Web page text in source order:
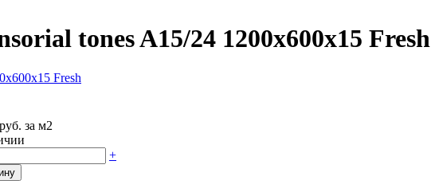
tones A15/24 1200x600x15 Fresh
руб. за м2
+